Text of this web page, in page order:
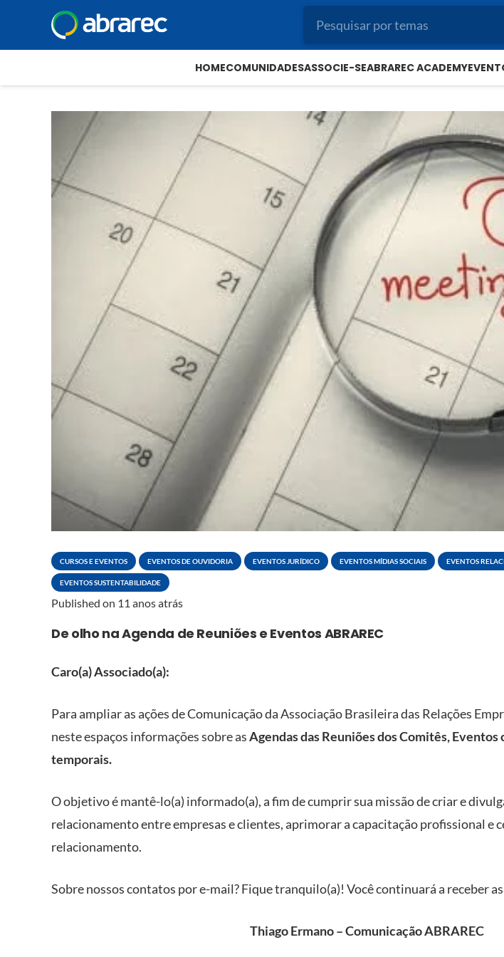
HOMECOMUNIDADESASSOCIE-SEABRAREC ACADEMY
CURSOS E EVENTOS EVENTOS DE OUVIDORIA EVENTOS JURÍDICO EVENTOS MÍDIAS SOCIAIS EVENTOS
EVENTOS SUSTENTABILIDADE
Published on 11 anos atrás
De olho na Agenda de Reuniões e Eventos ABRAREC
Caro(a) Associado(a):
Para ampliar as ações de Comunicação da Associação Brasileira das Relações
neste espaços informações sobre asAgendas das Reuniões dos Comitês, Eventos
temporais.
O objetivo é mantê-lo(a) informado(a), a fim de cumprir sua missão de criar e
relacionamento entre empresas e clientes, aprimorar a capacitação profissional e
relacionamento.
Sobre nossos contatos por e-mail? Fique tranquilo(a)! Você continuará a receber
Thiago Ermano – Comunicação ABRAREC
ABRAREC ACADEMY
NOTÍCIAS